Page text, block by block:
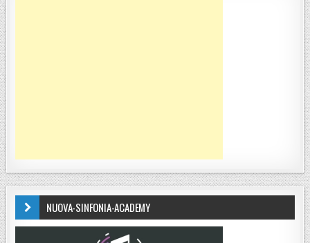
NUOVA-SINFONIA-ACADEMY